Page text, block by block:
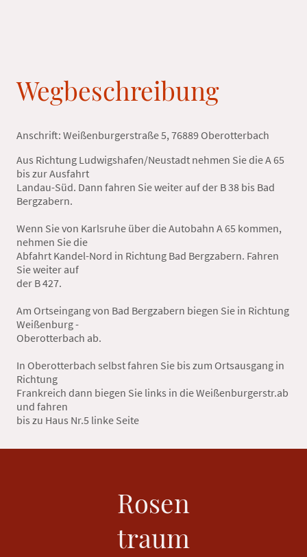
Wegbeschreibung
Anschrift: Weißenburgerstraße 5, 76889 Oberotterbach
Aus Richtung Ludwigshafen/Neustadt nehmen Sie die A 65
bis zur Ausfahrt
Landau-Süd. Dann fahren Sie weiter auf der B 38 bis Bad
Bergzabern.
Wenn Sie von Karlsruhe über die Autobahn A 65 kommen,
nehmen Sie die
Abfahrt Kandel-Nord in Richtung Bad Bergzabern. Fahren
Sie weiter auf
der B 427.
Am Ortseingang von Bad Bergzabern biegen Sie in Richtung
Weißenburg -
Oberotterbach ab.
In Oberotterbach selbst fahren Sie bis zum Ortsausgang in
Richtung
Frankreich dann biegen Sie links in die Weißenburgerstr.ab
und fahren
bis zu Haus Nr.5 linke Seite
Rosen
traum